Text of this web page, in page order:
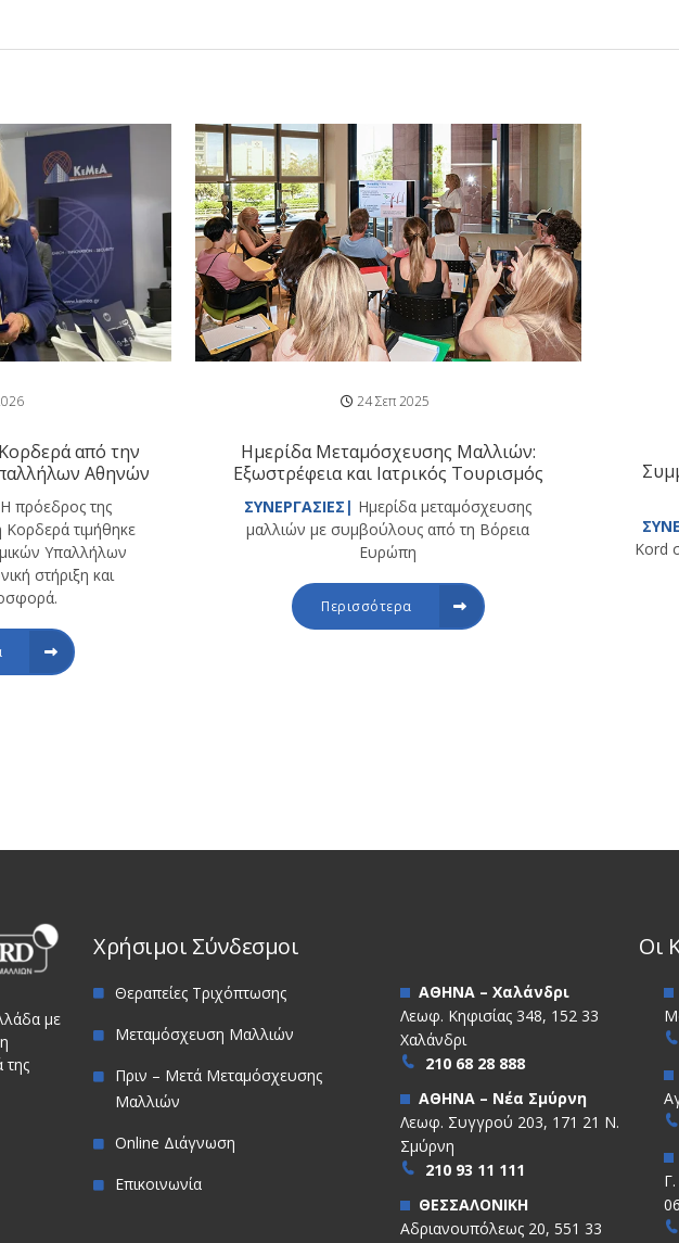
από την
Αθηνών
Η πρόεδρος της
τιμήθηκε
Υπαλλήλων
στήριξη και
24 Σεπ 2025
Ημερίδα Μεταμόσχευσης Μαλλιών:
Εξωστρέφεια και Ιατρικός Τουρισμός
ΣΥΝΕΡΓΑΣΙΕΣ| Ημερίδα μεταμόσχευσης
μαλλιών με συμβούλους από τη Βόρεια
Ευρώπη
Περισσότερα
Kord
με
της
Χρήσιμοι Σύνδεσμοι
Θεραπείες Τριχόπτωσης
Μεταμόσχευση Μαλλιών
Πριν – Μετά Μεταμόσχευσης
Μαλλιών
Online Διάγνωση
Επικοινωνία
Οι
ΑΘΗΝΑ – Χαλάνδρι
Λεωφ. Κηφισίας 348, 152 33
Χαλάνδρι
210 68 28 888
ΑΘΗΝΑ – Νέα Σμύρνη
Λεωφ. Συγγρού 203, 171 21 Ν.
Σμύρνη
210 93 11 111
ΘΕΣΣΑΛΟΝΙΚΗ
Αδριανουπόλεως 20, 551 33